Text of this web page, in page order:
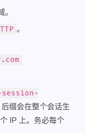
。
。
session-
缀会在整个会话生
IP 上。务必每个